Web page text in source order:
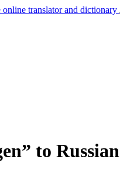
online translator and dictionary
to Russian